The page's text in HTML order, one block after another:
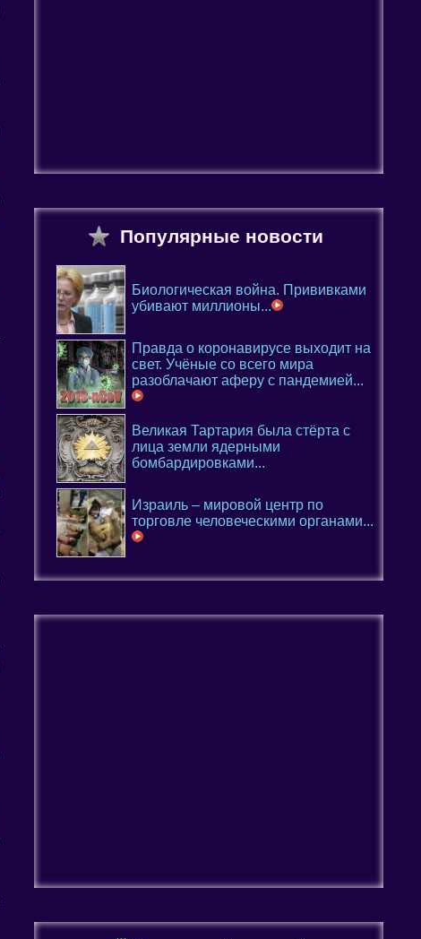
Популярные новости
Биологическая война. Прививками
убивают миллионы...
Правда о коронавирусе выходит на
свет. Учёные со всего мира
разоблачают аферу с пандемией...
Великая Тартария была стёрта с
лица земли ядерными
бомбардировками...
Израиль – мировой центр по
торговле человеческими органами...